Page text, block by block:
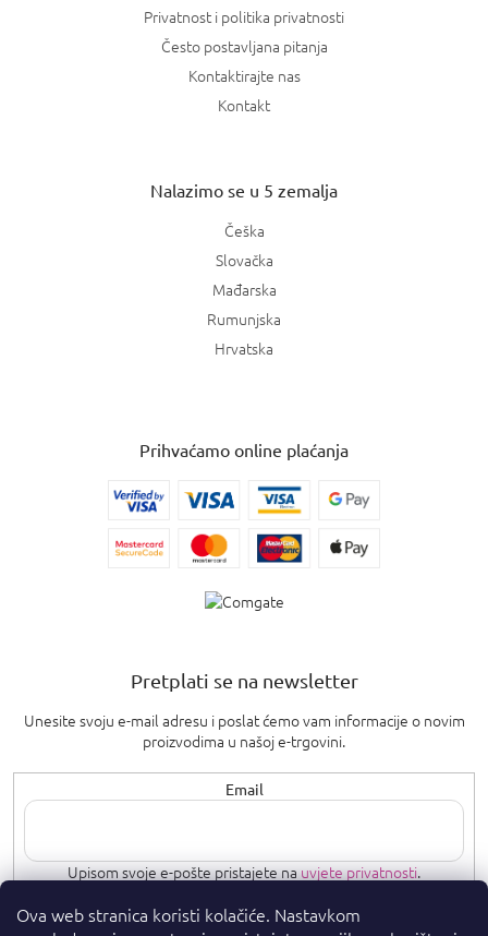
Ova web stranica koristi kolačiće. Nastavkom
Privatnost i politika privatnosti
Često postavljana pitanja
Kontaktirajte nas
Kontakt
Nalazimo se u 5 zemalja
Češka
Slovačka
Mađarska
Rumunjska
Hrvatska
Prihvaćamo online plaćanja
Pretplati se na newsletter
Unesite svoju e-mail adresu i poslat ćemo vam informacije o novim
proizvodima u našoj e-trgovini.
Email
Upisom svoje e-pošte pristajete nauvjete privatnosti.
PRETPLATI SE